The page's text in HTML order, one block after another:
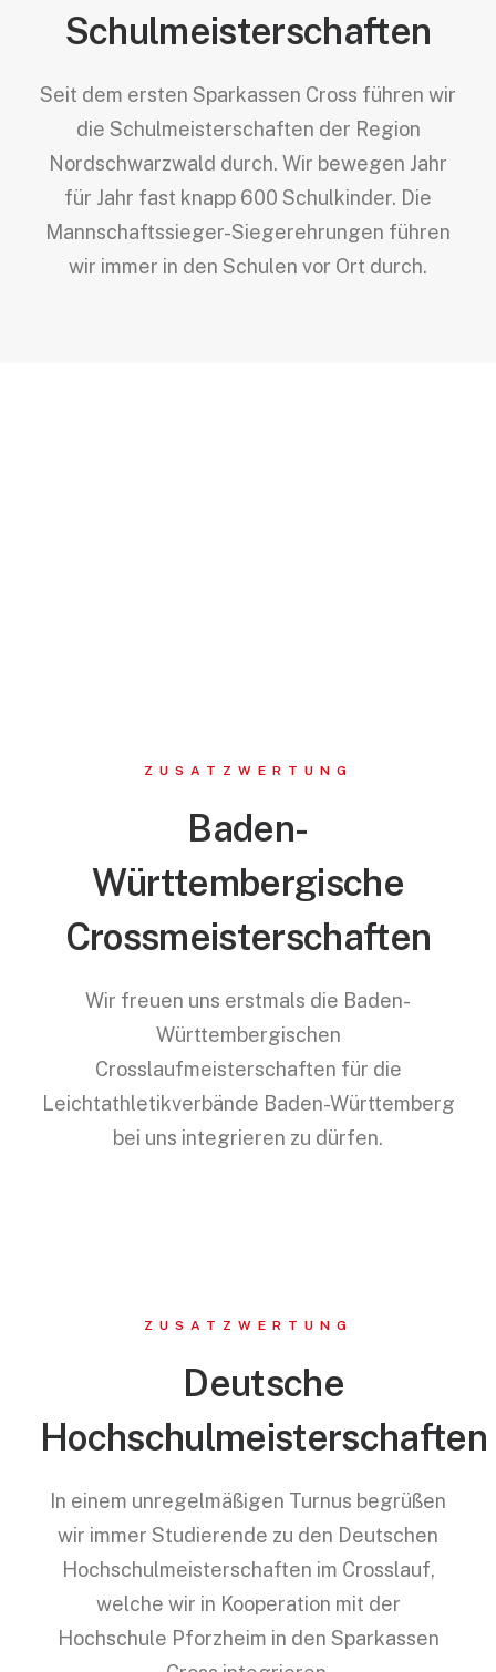
Schulmeisterschaften
Seit dem ersten Sparkassen Cross führen wir
die Schulmeisterschaften der Region
Nordschwarzwald durch. Wir bewegen Jahr
für Jahr fast knapp 600 Schulkinder. Die
Mannschaftssieger-Siegerehrungen führen
wir immer in den Schulen vor Ort durch.
ZUSATZWERTUNG
Baden-
Württembergische
Crossmeisterschaften
Wir freuen uns erstmals die Baden-
Württembergischen
Crosslaufmeisterschaften für die
Leichtathletikverbände Baden-Württemberg
bei uns integrieren zu dürfen.
ZUSATZWERTUNG
Deutsche
Hochschulmeisterschaften
In einem unregelmäßigen Turnus begrüßen
wir immer Studierende zu den Deutschen
Hochschulmeisterschaften im Crosslauf,
welche wir in Kooperation mit der
Hochschule Pforzheim in den Sparkassen